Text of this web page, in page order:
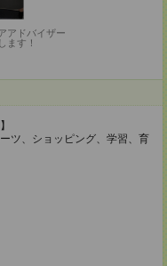
アドバイザー
ます！
ツ、ショッピング、学習、育